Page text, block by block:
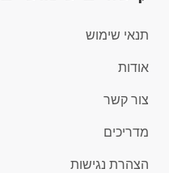
תנאי שימוש
אודות
צור קשר
מדריכים
הצהרת נגישות